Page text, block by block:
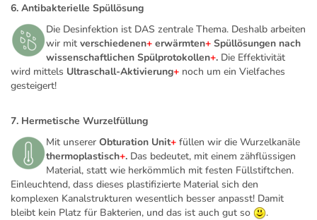
6. Antibakterielle Spüllösung
Die Desinfektion ist DAS zentrale Thema. Deshalb arbeiten
wir mit verschiedenen+ erwärmten+ Spüllösungen nach
wissenschaftlichen Spülprotokollen+. Die Effektivität
wird mittels Ultraschall-Aktivierung+ noch um ein Vielfaches
gesteigert!
7. Hermetische Wurzelfüllung
Mit unserer Obturation Unit+ füllen wir die Wurzelkanäle
thermoplastisch+. Das bedeutet, mit einem zähflüssigen
Material, statt wie herkömmlich mit festen Füllstiftchen.
Einleuchtend, dass dieses plastifizierte Material sich den
komplexen Kanalstrukturen wesentlich besser anpasst! Damit
bleibt kein Platz für Bakterien, und das ist auch gut so
.